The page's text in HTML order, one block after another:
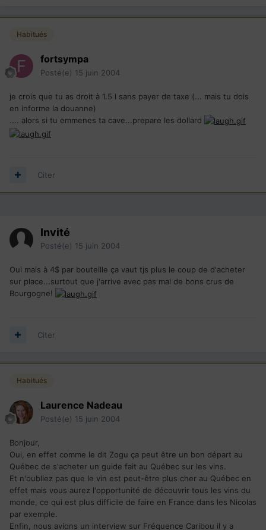
Habitués
fortsympa
Posté(e) 15 juin 2004
je crois que tu as droit à 1.5 l sans payer de taxe (... mais tu dois
en informe la douanne)
.... alors si tu emmenes ta cave...prepare les dollard
Citer
Invité
Posté(e) 15 juin 2004
Oui mais à 4$ par bouteille ça vaut tjs plus le coup de d'acheter
sur place...surtout que j'arrive avec pas mal de bons crus de
Bourgogne!
Citer
Habitués
Laurence Nadeau
Posté(e) 15 juin 2004
Bonjour,
Oui, en effet comme le dit Zogu ça peut être un bon départ au
Québec de s'acheter un guide fait au Québec sur les vins.
Et n'oubliez pas que le vin est peut-être plus cher au Québec en
effet mais vous aurez l'opportunité de découvrir tous les vins du
monde, ce qui est plus difficile de faire en France dans les Nicolas
par exemple.
Enfin, nous avions un interview sur Fréquence Caribou il y a